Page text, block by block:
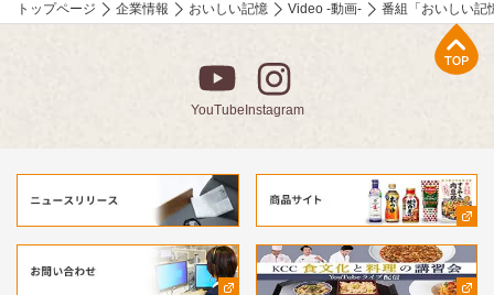
トップページ 企業情報 おいしい記憶 Video -動画- 番組「おいしい記
YouTube Instagram